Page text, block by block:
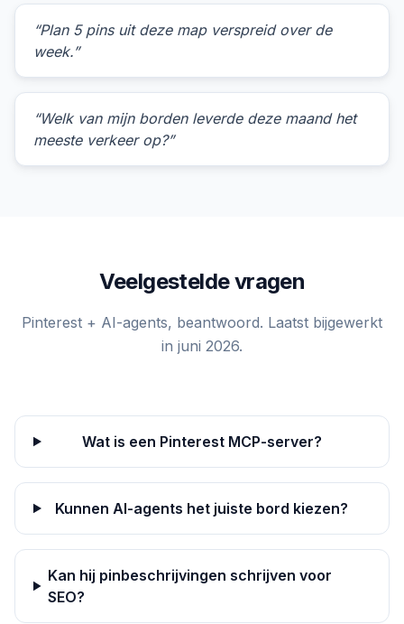
“Plan 5 pins uit deze map verspreid over de
week.”
“Welk van mijn borden leverde deze maand het
meeste verkeer op?”
Veelgestelde vragen
Pinterest + AI-agents, beantwoord. Laatst bijgewerkt
in juni 2026.
Wat is een Pinterest MCP-server?
Kunnen AI-agents het juiste bord kiezen?
Kan hij pinbeschrijvingen schrijven voor
SEO?